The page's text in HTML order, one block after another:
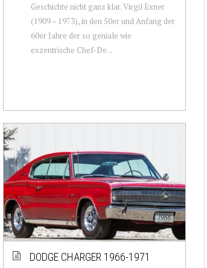
Geschichte nicht ganz klar. Virgil Exner
(1909 – 1973), in den 50er und Anfang der
60er Jahre der so geniale wie
exzentrische Chef-De...
DODGE CHARGER 1966-1971